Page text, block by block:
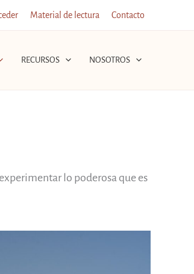
Material de lectura Contacto
RECURSOS NOSOTROS
lo poderosa que es